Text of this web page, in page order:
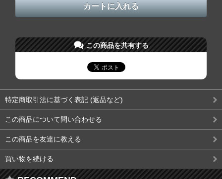
この商品を共有する
特定商取引法に基づく表記 (返品など)
この商品について問い合わせる
この商品を友達に教える
買い物を続ける